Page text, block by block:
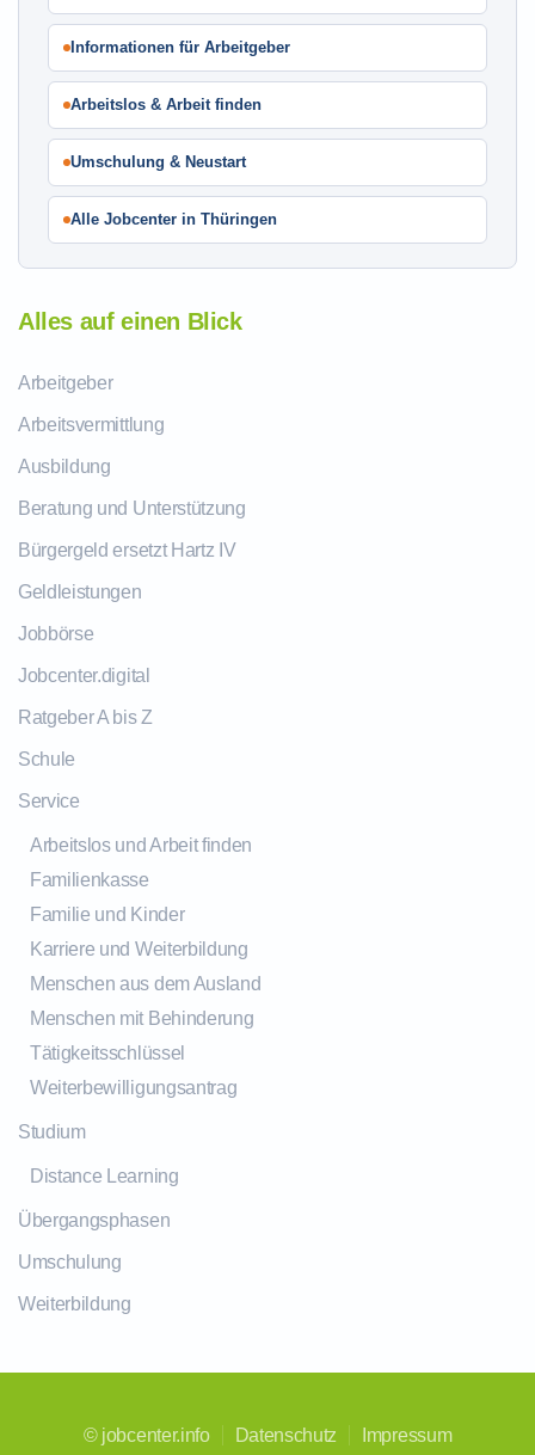
Informationen für Arbeitgeber
Arbeitslos & Arbeit finden
Umschulung & Neustart
Alle Jobcenter in Thüringen
Alles auf einen Blick
Arbeitgeber
Arbeitsvermittlung
Ausbildung
Beratung und Unterstützung
Bürgergeld ersetzt Hartz IV
Geldleistungen
Jobbörse
Jobcenter.digital
Ratgeber A bis Z
Schule
Service
Arbeitslos und Arbeit finden
Familienkasse
Familie und Kinder
Karriere und Weiterbildung
Menschen aus dem Ausland
Menschen mit Behinderung
Tätigkeitsschlüssel
Weiterbewilligungsantrag
Studium
Distance Learning
Übergangsphasen
Umschulung
Weiterbildung
© jobcenter.info Datenschutz Impressum